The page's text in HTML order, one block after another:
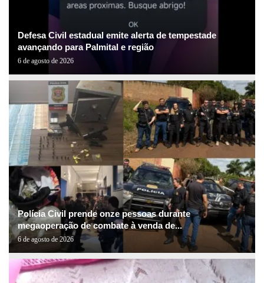
Defesa Civil estadual emite alerta de tempestade
avançando para Palmital e região
6 de agosto de 2026
Polícia Civil prende onze pessoas durante
megaoperação de combate à venda de...
6 de agosto de 2026